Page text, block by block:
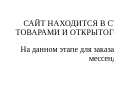
САЙТ НАХОДИТСЯ В
ТОВАРАМИ И
На данном этапе для